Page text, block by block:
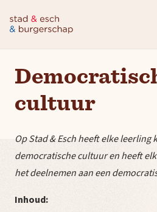
cultuur
Op Stad & Esch heeft elke leerling
democratische cultuur en heeft
het deelnemen aan een
Inhoud: